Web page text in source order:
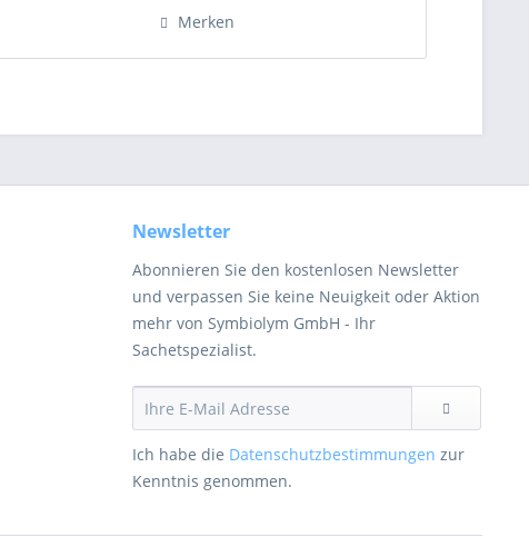
nach DVV und RKI...
Merken
Newsletter
Abonnieren Sie den kostenlosen Newsletter
und verpassen Sie keine Neuigkeit oder Aktion
mehr von Symbiolym GmbH - Ihr
Sachetspezialist.
Ich habe die Datenschutzbestimmungen zur
Kenntnis genommen.